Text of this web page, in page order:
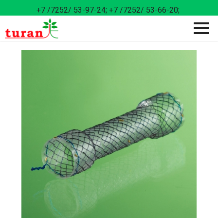
+7 /7252/ 53-97-24; +7 /7252/ 53-66-20;